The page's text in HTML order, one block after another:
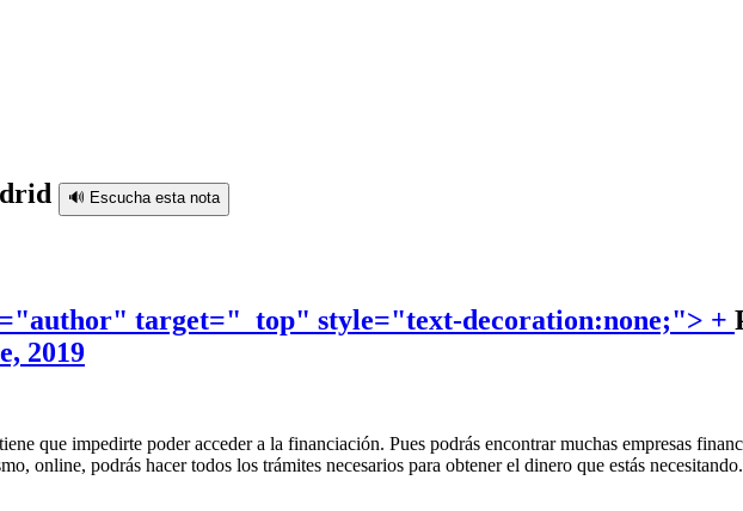
🔊 Escucha esta nota
target="_top" style="text-decoration:none;"> +
2019
que impedirte poder acceder a la financiación. Pues podrás encontrar muchas empresas
online, podrás hacer todos los trámites necesarios para obtener el dinero que estás